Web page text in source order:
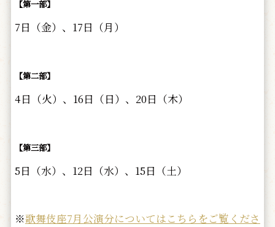
【第一部】
7日（金）、17日（月）
【第二部】
4日（火）、16日（日）、20日（木）
【第三部】
5日（水）、12日（水）、15日（土）
※歌舞伎座7月公演分についてはこちらをご覧くださ